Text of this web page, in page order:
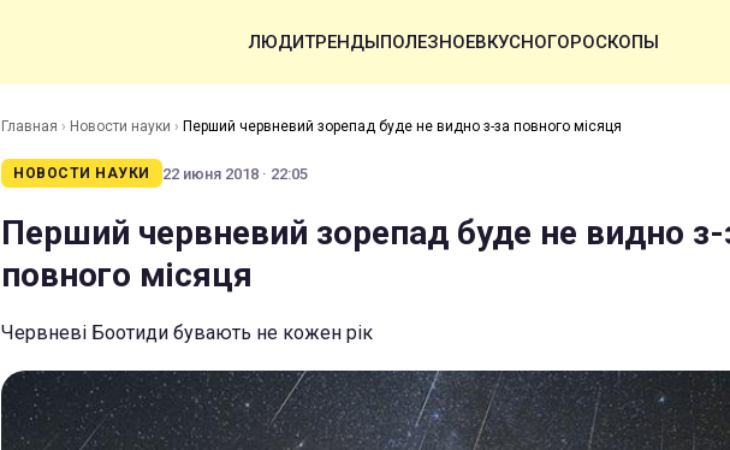
ЛЮДИТРЕНДЫПОЛЕЗНОЕВКУСНОГОРОСКОПЫ
Главная › Новости науки › Перший червневий зорепад буде не видно з-за повного місяця
НОВОСТИ НАУКИ 22 июня 2018 · 22:05
Перший червневий зорепад буде не видно з-
повного місяця
Червневі Боотиди бувають не кожен рік